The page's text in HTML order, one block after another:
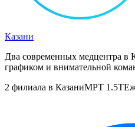
Казани
Два современных медцентра
графиком и внимательной
2 филиала в КазаниМРТ 1.5T